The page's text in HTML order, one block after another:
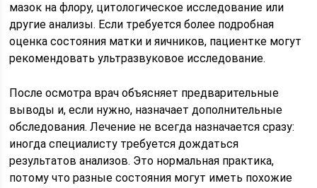
мазок на флору, цитологическое исследование или
другие анализы. Если требуется более подробная
оценка состояния матки и яичников, пациентке могут
рекомендовать ультразвуковое исследование.
После осмотра врач объясняет предварительные
выводы и, если нужно, назначает дополнительные
обследования. Лечение не всегда назначается сразу:
иногда специалисту требуется дождаться
результатов анализов. Это нормальная практика,
потому что разные состояния могут иметь похожие